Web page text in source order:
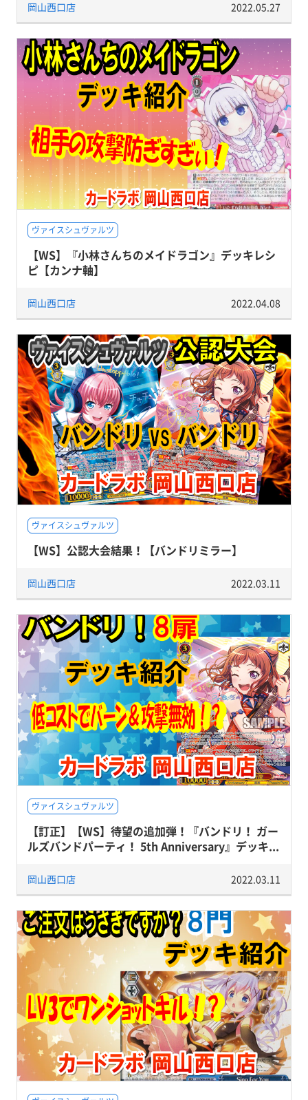
岡山西口店 2022.05.27
ヴァイスシュヴァルツ
【WS】『小林さんちのメイドラゴン』デッキレシ
ピ【カンナ軸】
岡山西口店 2022.04.08
ヴァイスシュヴァルツ
【WS】公認大会結果！【バンドリミラー】
岡山西口店 2022.03.11
ヴァイスシュヴァルツ
【訂正】【WS】待望の追加弾！『バンドリ！ ガー
ルズバンドパーティ！ 5th Anniversary』デッキ...
岡山西口店 2022.03.11